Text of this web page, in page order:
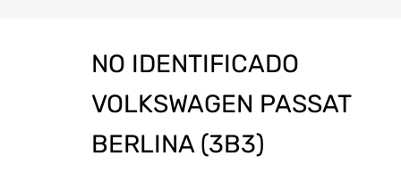
NO IDENTIFICADO
VOLKSWAGEN PASSAT
BERLINA (3B3)